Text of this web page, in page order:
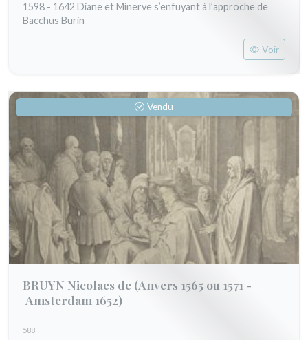
1598 - 1642 Diane et Minerve s’enfuyant à l’approche de
Bacchus Burin
Voir
Vendu
BRUYN Nicolaes de (Anvers 1565 ou 1571 -
Amsterdam 1652)
588